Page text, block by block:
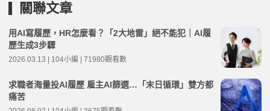
關聯文章
用AI寫履歷，HR怎麼看？「2大地雷」絕不能犯｜AI履
歷生成3步驟
2026.03.13 | 104小編 | 71980觀看數
求職者海量投AI履歷 雇主AI篩選…「末日循環」雙方都
痛苦